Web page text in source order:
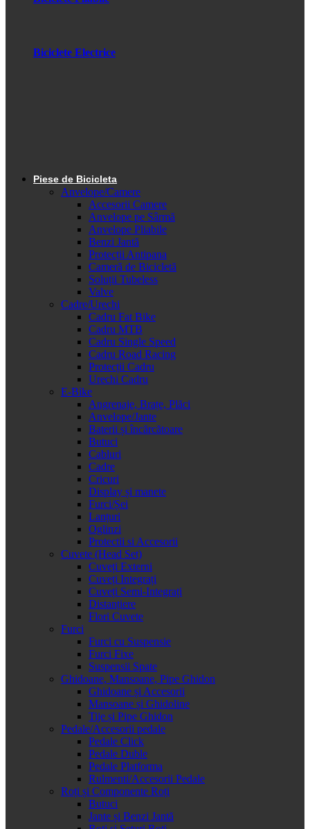
Biciclete Electrice
Piese de Bicicleta
Anvelope/Camere
Accesorii Camere
Anvelope pe Sârmă
Anvelope Pliabile
Benzi Jantă
Protecții Antipana
Cameră de Bicicletă
Soluții Tubeless
Valve
Cadre/Urechi
Cadru Fat Bike
Cadru MTB
Cadru Single Speed
Cadru Road Racing
Protecții Cadru
Urechi Cadru
E-Bike
Angrenaje, Brațe, Plăci
Anvelope/Jante
Baterii și încărcătoare
Butuci
Cabluri
Cadre
Cricuri
Display și manete
Furci/Șei
Lanțuri
Oglinzi
Protectii si Accesorii
Cuvete (Head Set)
Cuveți Externi
Cuveți Integrați
Cuveți Semi-Integrați
Distanțiere
Flori Cuvete
Furci
Furci cu Suspensie
Furci Fixe
Suspensii Spate
Ghidoane, Mansoane, Pipe Ghidon
Ghidoane și Accesorii
Mansoane și Ghidoline
Tije și Pipe Ghidon
Pedale/Accesorii pedale
Pedale Click
Pedale Duble
Pedale Platforma
Rulmenti/Accesorii Pedale
Roți și Componente Roți
Butuci
Jante și Benzi Jantă